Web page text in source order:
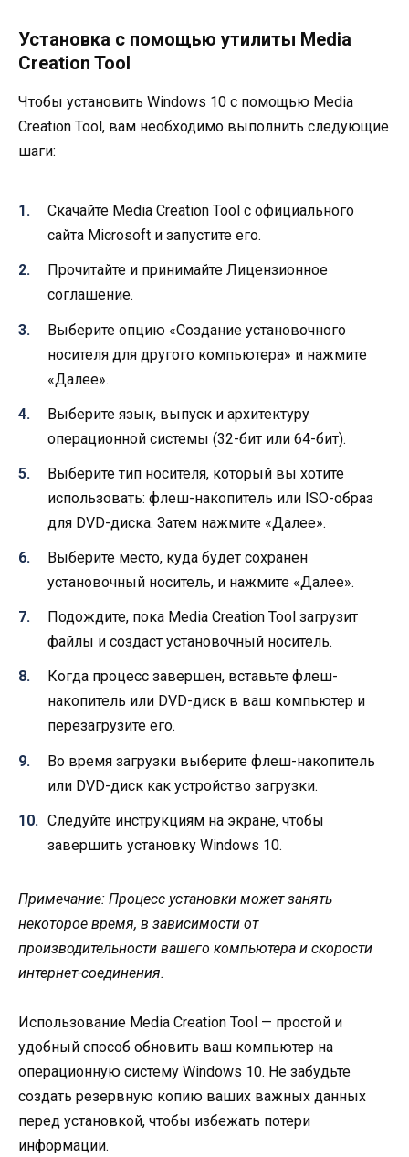
Установка с помощью утилиты Media
Creation Tool
Чтобы установить Windows 10 с помощью Media
Creation Tool, вам необходимо выполнить следующие
шаги:
Скачайте Media Creation Tool с официального
сайта Microsoft и запустите его.
Прочитайте и принимайте Лицензионное
соглашение.
Выберите опцию «Создание установочного
носителя для другого компьютера» и нажмите
«Далее».
Выберите язык, выпуск и архитектуру
операционной системы (32-бит или 64-бит).
Выберите тип носителя, который вы хотите
использовать: флеш-накопитель или ISO-образ
для DVD-диска. Затем нажмите «Далее».
Выберите место, куда будет сохранен
установочный носитель, и нажмите «Далее».
Подождите, пока Media Creation Tool загрузит
файлы и создаст установочный носитель.
Когда процесс завершен, вставьте флеш-
накопитель или DVD-диск в ваш компьютер и
перезагрузите его.
Во время загрузки выберите флеш-накопитель
или DVD-диск как устройство загрузки.
Следуйте инструкциям на экране, чтобы
завершить установку Windows 10.
Примечание: Процесс установки может занять
некоторое время, в зависимости от
производительности вашего компьютера и скорости
интернет-соединения.
Использование Media Creation Tool — простой и
удобный способ обновить ваш компьютер на
операционную систему Windows 10. Не забудьте
создать резервную копию ваших важных данных
перед установкой, чтобы избежать потери
информации.